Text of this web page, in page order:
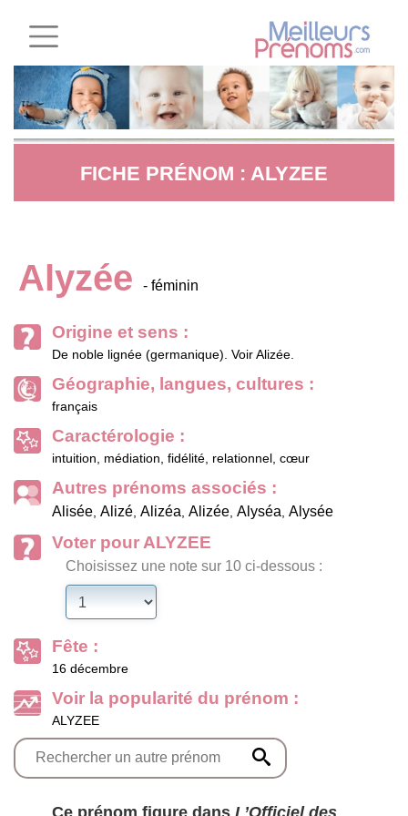
FICHE PRÉNOM : ALYZEE
Alyzée - féminin
Origine et sens :
De noble lignée (germanique). Voir Alizée.
Géographie, langues, cultures :
français
Caractérologie :
intuition, médiation, fidélité, relationnel, cœur
Autres prénoms associés :
Alisée, Alizé, Alizéa, Alizée, Alyséa, Alysée
Voter pour ALYZEE
Choisissez une note sur 10 ci-dessous :
Fête :
16 décembre
Voir la popularité du prénom :
ALYZEE